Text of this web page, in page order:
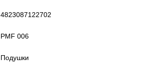
4823087122702
PMF 006
Подушки